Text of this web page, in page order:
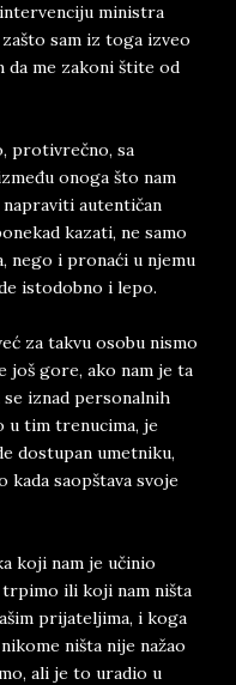
ministra
sam iz toga izveo
da me zakoni štite od
protivrečno, sa
onoga što nam
autentičan
kazati, ne samo
nego i pronaći u njemu
istodobno i lepo.
za takvu osobu nismo
još gore, ako nam je ta
iznad personalnih
u tim trenucima, je
dostupan umetniku,
kada saopštava svoje
koji nam je učinio
ili koji nam ništa
prijateljima, i koga
ništa nije nažao
ali je to uradio u